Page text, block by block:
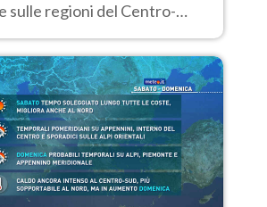
sulle regioni del Centro-